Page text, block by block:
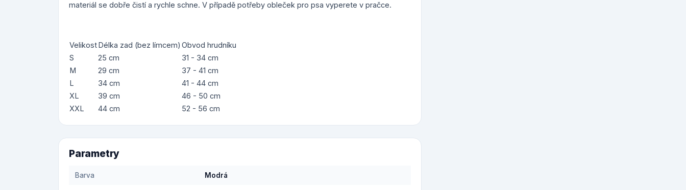
materiál se dobře čistí a rychle schne. V případě potřeby obleček pro psa vyperete v pračce.
VelikostDélka zad (bez límcem) Obvod hrudníku
S
25 cm
31 - 34 cm
M
29 cm
37 - 41 cm
L
34 cm
41 - 44 cm
XL
39 cm
46 - 50 cm
XXL
44 cm 52 - 56 cm
Parametry
Barva Modrá